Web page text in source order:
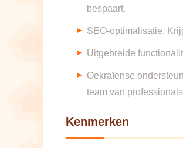
bespaart.
SEO-optimalisatie.
Uitgebreide
Oekraïense
team van
Kenmerken